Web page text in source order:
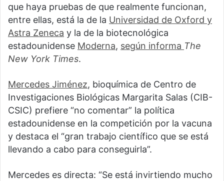
que haya pruebas de que realmente funcionan,
entre ellas, está la de la Universidad de Oxford y
Astra Zeneca y la de la biotecnológica
estadounidense Moderna, según informa The
New York Times.
Mercedes Jiménez, bioquímica de Centro de
Investigaciones Biológicas Margarita Salas (CIB-
CSIC) prefiere “no comentar” la política
estadounidense en la competición por la vacuna
y destaca el “gran trabajo científico que se está
llevando a cabo para conseguirla”.
Mercedes es directa: “Se está invirtiendo mucho